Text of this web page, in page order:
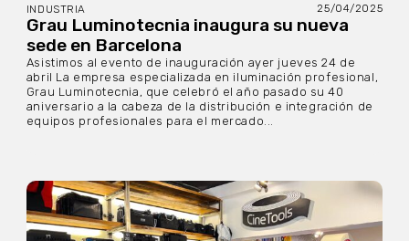
INDUSTRIA 25/04/2025
Grau Luminotecnia inaugura su nueva
sede en Barcelona
Asistimos al evento de inauguración ayer jueves 24 de
abril La empresa especializada en iluminación profesional,
Grau Luminotecnia, que celebró el año pasado su 40
aniversario a la cabeza de la distribución e integración de
equipos profesionales para el mercado...